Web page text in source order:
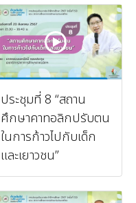
ประชุมที่ 8 “สถาน
ศึกษาคาทอลิกปรับตน
ในการก้าวไปกับเด็ก
และเยาวชน”